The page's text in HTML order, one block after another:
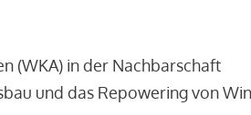
(WKA) in der Nachbarschaft
und das Repowering von